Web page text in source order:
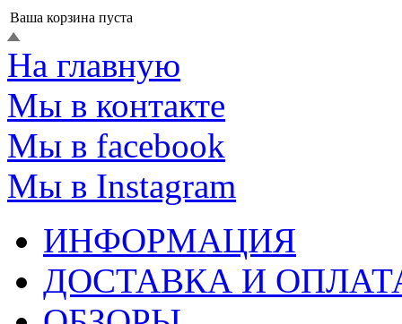
Ваша корзина пуста
На главную
Мы в контакте
Мы в facebook
Мы в Instagram
ИНФОРМАЦИЯ
ДОСТАВКА И